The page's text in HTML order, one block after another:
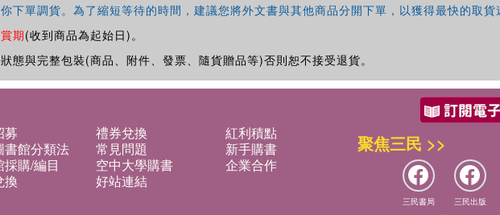
下單調貨。為了縮短等待的時間，建議您將外文書與其他商品分開下單，以獲得最快的取貨
期(收到商品為起始日)。
與完整包裝(商品、附件、發票、隨貨贈品等)否則恕不接受退貨。
募 禮券兌換
紅利積點
書館分類法 常見問題
新手購書
採購/編目 空中大學購書
企業合作
換 好站連結
聚焦三民 >>
三民書局 三民出版